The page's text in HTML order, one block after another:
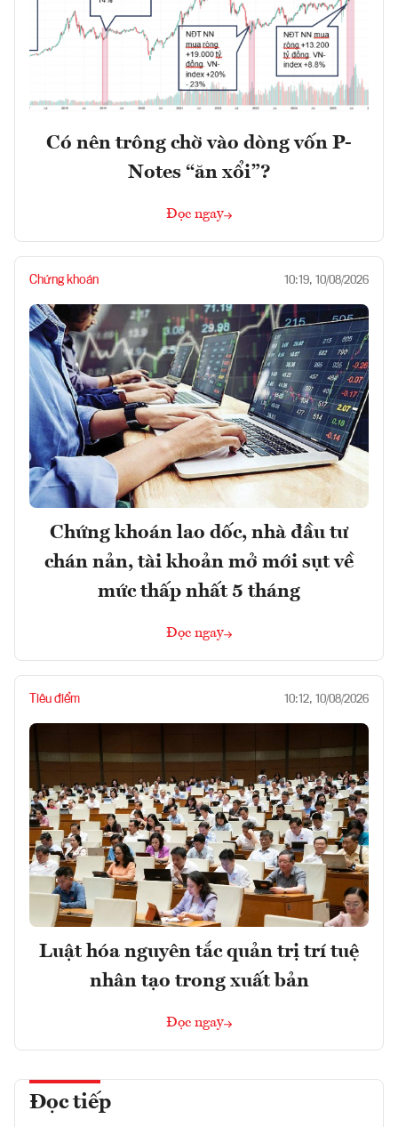
Có nên trông chờ vào dòng vốn P-
Notes “ăn xổi”?
Đọc ngay
Chứng khoán 10:19, 10/08/2026
Chứng khoán lao dốc, nhà đầu tư
chán nản, tài khoản mở mới sụt về
mức thấp nhất 5 tháng
Đọc ngay
Tiêu điểm 10:12, 10/08/2026
Luật hóa nguyên tắc quản trị trí tuệ
nhân tạo trong xuất bản
Đọc ngay
Đọc tiếp